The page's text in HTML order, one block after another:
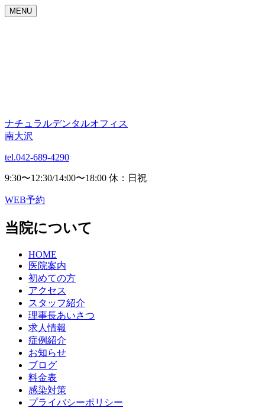
MENU
ナチュラルデンタルオフィス
南大沢
tel.042-689-4290
9:30〜12:30/14:00〜18:00 休：日祝
WEB予約
当院について
HOME
医院案内
初めての方
アクセス
スタッフ紹介
理事長あいさつ
求人情報
症例紹介
お知らせ
ブログ
料金表
感染対策
プライバシーポリシー